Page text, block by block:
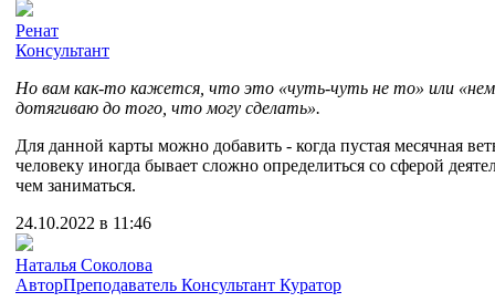
Ренат
Консультант
Но вам как-то кажется, что это «чуть-чуть не то» или
дотягиваю до того, что могу сделать».
Для данной карты можно добавить - когда пустая месячная
человеку иногда бывает сложно определиться со сферой
чем заниматься.
24.10.2022 в 11:46
Наталья Соколова
АвторПреподаватель Консультант Куратор